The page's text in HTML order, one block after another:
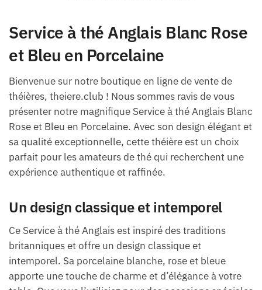
Service à thé Anglais Blanc Rose
et Bleu en Porcelaine
Bienvenue sur notre boutique en ligne de vente de
théières, theiere.club ! Nous sommes ravis de vous
présenter notre magnifique Service à thé Anglais Blanc
Rose et Bleu en Porcelaine. Avec son design élégant et
sa qualité exceptionnelle, cette théière est un choix
parfait pour les amateurs de thé qui recherchent une
expérience authentique et raffinée.
Un design classique et intemporel
Ce Service à thé Anglais est inspiré des traditions
britanniques et offre un design classique et
intemporel. Sa porcelaine blanche, rose et bleue
apporte une touche de charme et d’élégance à votre